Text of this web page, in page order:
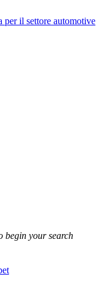
begin your search